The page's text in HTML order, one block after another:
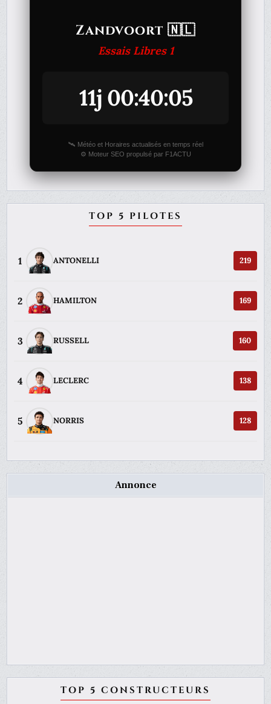
Zandvoort 🇳🇱
Essais Libres 1
11j 00:40:05
🛰️ Météo et Horaires actualisés en temps réel
⚙️ Moteur SEO propulsé par F1ACTU
TOP 5 PILOTES
1 ANTONELLI 219
2 HAMILTON 169
3 RUSSELL 160
4 LECLERC 138
5 NORRIS 128
Annonce
TOP 5 CONSTRUCTEURS